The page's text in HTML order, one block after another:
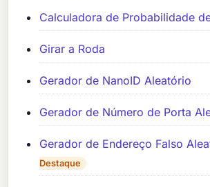
Calculadora de Probabilidade
Girar a Roda
Gerador de NanoID Aleatório
Gerador de Número de Porta
Gerador de Endereço Falso
Destaque